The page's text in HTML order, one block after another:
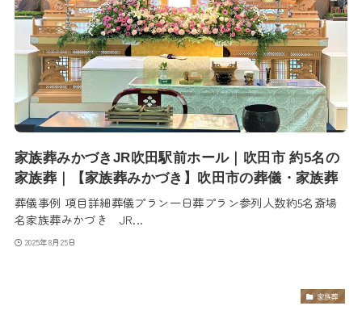
家族葬みかづきJR吹田駅前ホール｜吹田市 約5名の
家族葬｜【家族葬みかづき】吹田市の葬儀・家族葬
葬儀事例 項目詳細葬儀プラン一日葬プラン参列人数約5名斎場
名家族葬みかづき JR...
2025年8月25日
家族葬